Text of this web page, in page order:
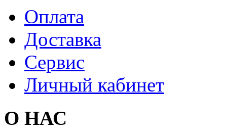
Оплата
Доставка
Сервис
Личный кабинет
О НАС